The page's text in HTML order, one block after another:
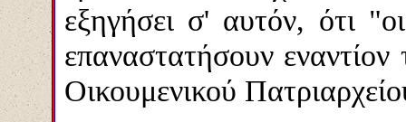
εξηγήσει σ' αυτόν, ότι
επαναστατήσουν
Οικουμενικού